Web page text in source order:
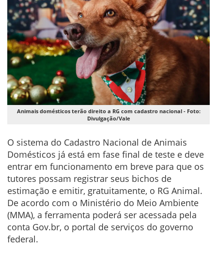
Animais domésticos terão direito a RG com cadastro nacional - Foto:
Divulgação/Vale
O sistema do Cadastro Nacional de Animais
Domésticos já está em fase final de teste e deve
entrar em funcionamento em breve para que os
tutores possam registrar seus bichos de
estimação e emitir, gratuitamente, o RG Animal.
De acordo com o Ministério do Meio Ambiente
(MMA), a ferramenta poderá ser acessada pela
conta Gov.br, o portal de serviços do governo
federal.